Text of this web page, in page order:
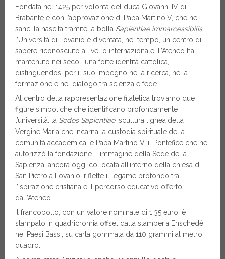
Fondata nel 1425 per volontà del duca Giovanni IV di
Brabante e con l’approvazione di Papa Martino V, che ne
sancì la nascita tramite la bolla Sapientiae immarcessibilis,
l’Università di Lovanio è diventata, nel tempo, un centro di
sapere riconosciuto a livello internazionale. L’Ateneo ha
mantenuto nei secoli una forte identità cattolica,
distinguendosi per il suo impegno nella ricerca, nella
formazione e nel dialogo tra scienza e fede.
Al centro della rappresentazione filatelica troviamo due
figure simboliche che identificano profondamente
l’università: la Sedes Sapientiae, scultura lignea della
Vergine Maria che incarna la custodia spirituale della
comunità accademica, e Papa Martino V, il Pontefice che ne
autorizzò la fondazione. L’immagine della Sede della
Sapienza, ancora oggi collocata all’interno della chiesa di
San Pietro a Lovanio, riflette il legame profondo tra
l’ispirazione cristiana e il percorso educativo offerto
dall’Ateneo.
Il francobollo, con un valore nominale di 1,35 euro, è
stampato in quadricromia offset dalla stamperia Enschedé
nei Paesi Bassi, su carta gommata da 110 grammi al metro
quadro.